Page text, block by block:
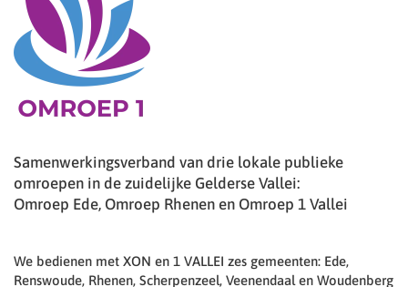
Samenwerkingsverband van drie lokale publieke
omroepen in de zuidelijke Gelderse Vallei:
Omroep Ede, Omroep Rhenen en Omroep 1 Vallei
We bedienen met XON en 1 VALLEI zes gemeenten: Ede,
Renswoude, Rhenen, Scherpenzeel, Veenendaal en Woudenberg